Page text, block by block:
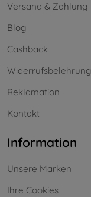
Versand & Zahlung
Blog
Cashback
Widerrufsbelehrung
Reklamation
Kontakt
Information
Unsere Marken
Ihre Cookies